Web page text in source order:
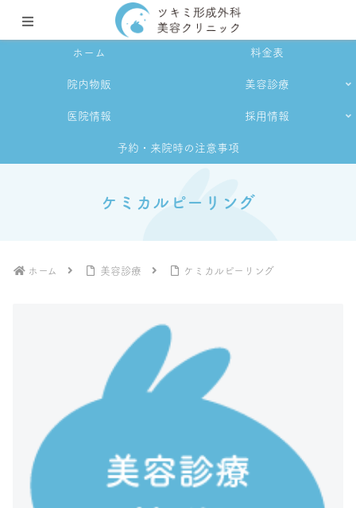
ホーム 料金表
院内物販 美容診療
医院情報 採用情報
予約・来院時の注意事項
ケミカルピーリング
ホーム 美容診療 ケミカルピーリング